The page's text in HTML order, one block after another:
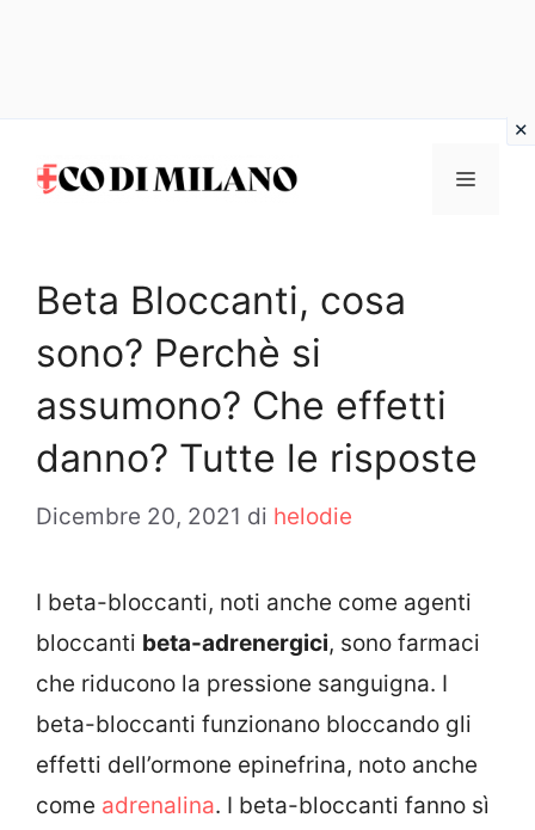
MENU
Beta Bloccanti, cosa
sono? Perchè si
assumono? Che effetti
danno? Tutte le risposte
Dicembre 20, 2021 di helodie
I beta-bloccanti, noti anche come agenti
bloccanti beta-adrenergici, sono farmaci
che riducono la pressione sanguigna. I
beta-bloccanti funzionano bloccando gli
effetti dell’ormone epinefrina, noto anche
come adrenalina. I beta-bloccanti fanno sì